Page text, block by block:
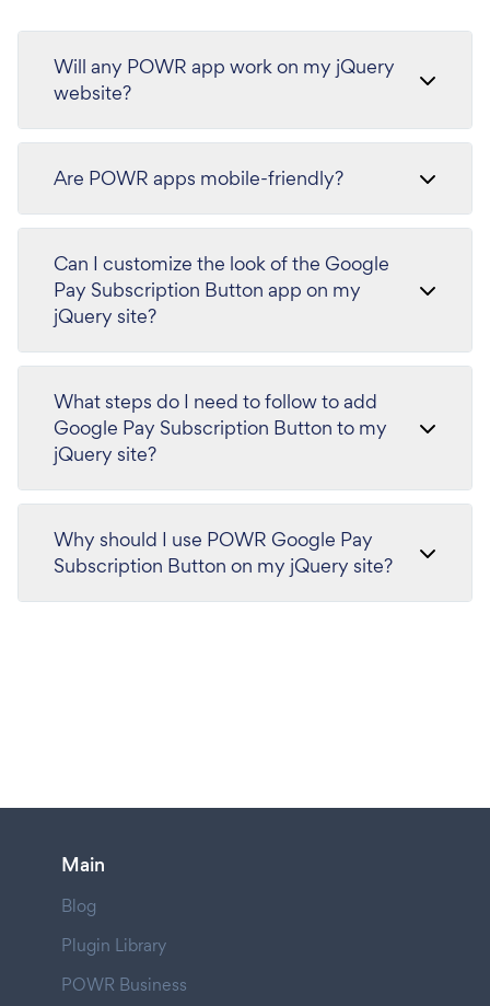
Will any POWR app work on my jQuery
website?
Are POWR apps mobile-friendly?
Can I customize the look of the Google
Pay Subscription Button app on my
jQuery site?
What steps do I need to follow to add
Google Pay Subscription Button to my
jQuery site?
Why should I use POWR Google Pay
Subscription Button on my jQuery site?
Main
Blog
Plugin Library
POWR Business